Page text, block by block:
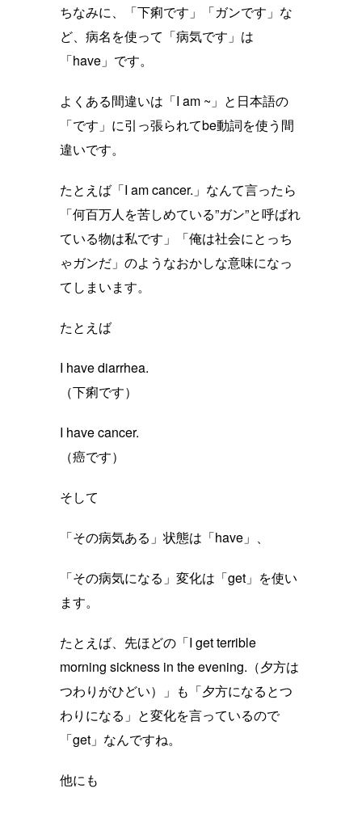
ちなみに、「下痢です」「ガンです」な
ど、病名を使って「病気です」は
「have」です。
よくある間違いは「I am ~」と日本語の
「です」に引っ張られてbe動詞を使う間
違いです。
たとえば「I am cancer.」なんて言ったら
「何百万人を苦しめている”ガン”と呼ばれ
ている物は私です」「俺は社会にとっち
ゃガンだ」のようなおかしな意味になっ
てしまいます。
たとえば
I have diarrhea.
（下痢です）
I have cancer.
（癌です）
そして
「その病気ある」状態は「have」、
「その病気になる」変化は「get」を使い
ます。
たとえば、先ほどの「I get terrible
morning sickness in the evening.（夕方は
つわりがひどい）」も「夕方になるとつ
わりになる」と変化を言っているので
「get」なんですね。
他にも